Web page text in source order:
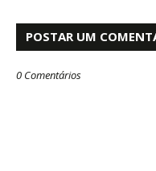
POSTAR UM
0 Comentários